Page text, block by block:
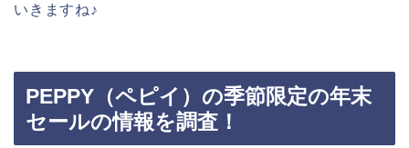
いきますね♪
PEPPY（ペピイ）の季節限定の年末
セールの情報を調査！